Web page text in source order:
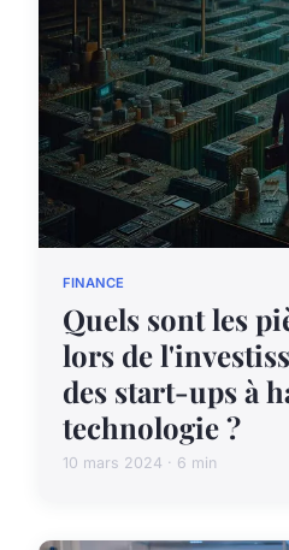
FINANCE
Quels sont les
lors de
des start-ups à
technologie ?
10 mars 2024 · 6 min